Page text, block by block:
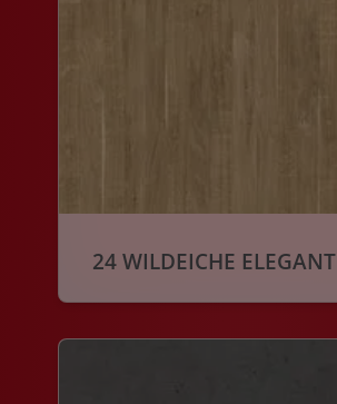
24 WILDEICHE ELEGANT